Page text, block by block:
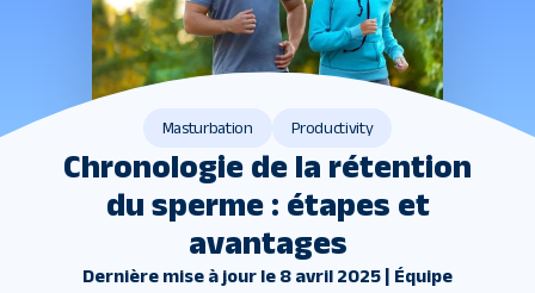
Masturbation Productivity
Chronologie de la rétention
du sperme : étapes et
avantages
Dernière mise à jour le 8 avril 2025 | Équipe